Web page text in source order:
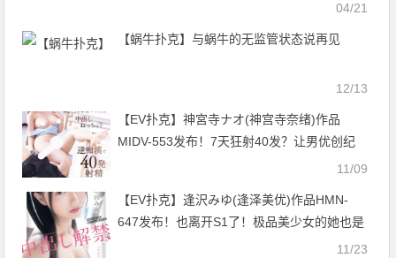
04/21
【蜗牛扑克】与蜗牛的无监管状态说再见
12/13
【EV扑克】神宮寺ナオ(神宫寺奈绪)作品
MIDV-553发布！7天狂射40发？让男优创纪
11/09
【EV扑克】逢沢みゆ(逢泽美优)作品HMN-
647发布！也离开S1了！极品美少女的她也是
11/23